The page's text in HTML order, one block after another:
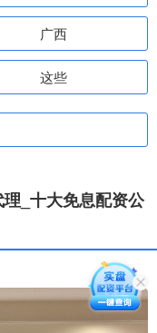
广西
这些
_十大免息配资公